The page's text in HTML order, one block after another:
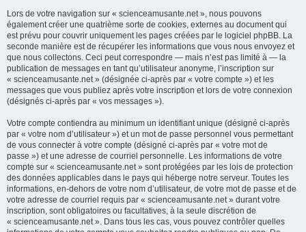
Lors de votre navigation sur « scienceamusante.net », nous pouvons
également créer une quatrième sorte de cookies, externes au document qui
est prévu pour couvrir uniquement les pages créées par le logiciel phpBB. La
seconde manière est de récupérer les informations que vous nous envoyez et
que nous collectons. Ceci peut correspondre — mais n’est pas limité à — la
publication de messages en tant qu’utilisateur anonyme, l’inscription sur
« scienceamusante.net » (désignée ci-après par « votre compte ») et les
messages que vous publiez après votre inscription et lors de votre connexion
(désignés ci-après par « vos messages »).
Votre compte contiendra au minimum un identifiant unique (désigné ci-après
par « votre nom d’utilisateur ») et un mot de passe personnel vous permettant
de vous connecter à votre compte (désigné ci-après par « votre mot de
passe ») et une adresse de courriel personnelle. Les informations de votre
compte sur « scienceamusante.net » sont protégées par les lois de protection
des données applicables dans le pays qui héberge notre serveur. Toutes les
informations, en-dehors de votre nom d’utilisateur, de votre mot de passe et de
votre adresse de courriel requis par « scienceamusante.net » durant votre
inscription, sont obligatoires ou facultatives, à la seule discrétion de
« scienceamusante.net ». Dans tous les cas, vous pouvez contrôler quelles